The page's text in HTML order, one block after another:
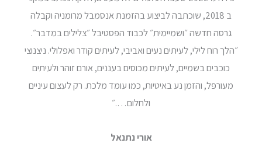
ב 2018, שוכתבה לביצוע בהזמנת אנסמבל מרומניה וקבלה
גרסה חדשה ״ושמיימית״ לכבוד הפסטיבל ״צלילים במדבר״.
״הלך רוח לילי, לעיתים נעים ואביבי, לעיתים קודר ואפלולי. ניצנוצי
כוכבים בשמיים, לעיתים מכוסים בעננים, אורם זוהר ולעיתים
מעורפל, והזמן נע באיטיות, כמו עומד מלכת. רק לעצום עיניים
ולחלום….״
אורי נתנאל